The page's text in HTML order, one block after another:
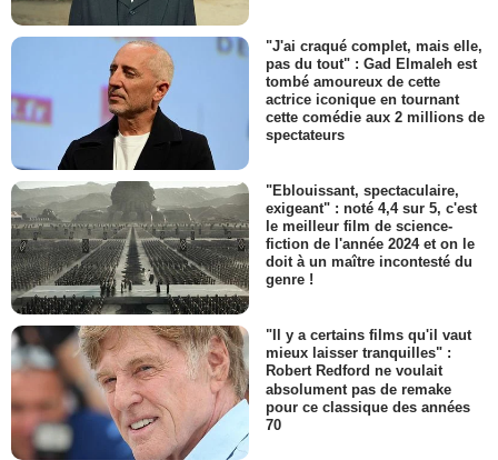
"J'ai craqué complet, mais elle,
pas du tout" : Gad Elmaleh est
tombé amoureux de cette
actrice iconique en tournant
cette comédie aux 2 millions de
spectateurs
"Eblouissant, spectaculaire,
exigeant" : noté 4,4 sur 5, c'est
le meilleur film de science-
fiction de l'année 2024 et on le
doit à un maître incontesté du
genre !
"Il y a certains films qu'il vaut
mieux laisser tranquilles" :
Robert Redford ne voulait
absolument pas de remake
pour ce classique des années
70